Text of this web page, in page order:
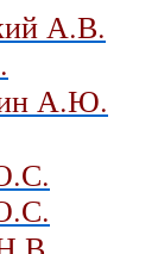
А.В.
А.Ю.